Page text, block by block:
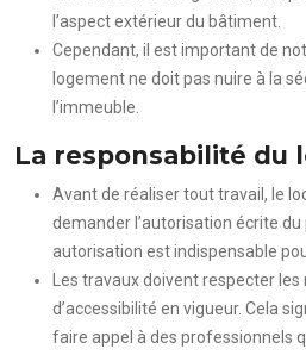
l’aspect extérieur du bâtiment.
Cependant, il est important de
logement ne doit pas nuire à la
l’immeuble.
La responsabilité du
Avant de réaliser tout travail, le
demander l’autorisation écrite
autorisation est indispensable
Les travaux doivent respecter
d’accessibilité en vigueur. Cela
faire appel à des professionnels